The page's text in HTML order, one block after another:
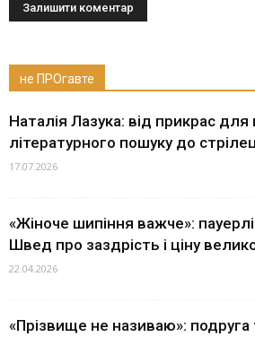
не ПРОгавте
Наталія Лазука: від прикрас для
літературного пошуку до
17.07.2026
«Жіноче шипіння важче»:
Швед про заздрість і ціну
22.04.2026
«Прізвище не називаю»: подруга